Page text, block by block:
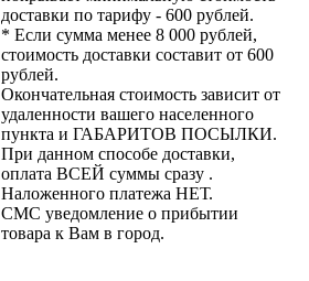
доставки по тарифу - 600 рублей.
* Если сумма менее 8 000 рублей,
стоимость доставки составит от 600
рублей.
Окончательная стоимость зависит от
удаленности вашего населенного
пункта и ГАБАРИТОВ ПОСЫЛКИ.
При данном способе доставки,
оплата ВСЕЙ суммы сразу .
Наложенного платежа НЕТ.
СМС уведомление о прибытии
товара к Вам в город.